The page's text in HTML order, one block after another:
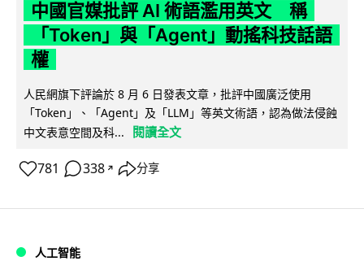
中國官媒批評 AI 術語濫用英文 稱
「Token」與「Agent」動搖科技話語
權
人民網旗下評論於 8 月 6 日發表文章，批評中國廣泛使用
「Token」、「Agent」及「LLM」等英文術語，認為做法侵蝕
中文表意空間及科...
閱讀全文
781 338 ↗ 分享
人工智能